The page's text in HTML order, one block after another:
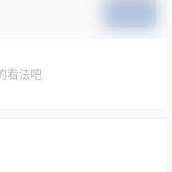
看法吧